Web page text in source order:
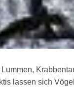
lassen sich